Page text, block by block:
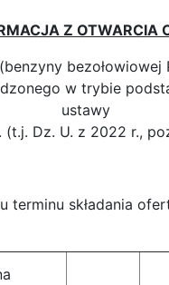
Z OTWARCIA
w trybie
ustawy
(t.j. Dz. U. z 2022 r.,
składania